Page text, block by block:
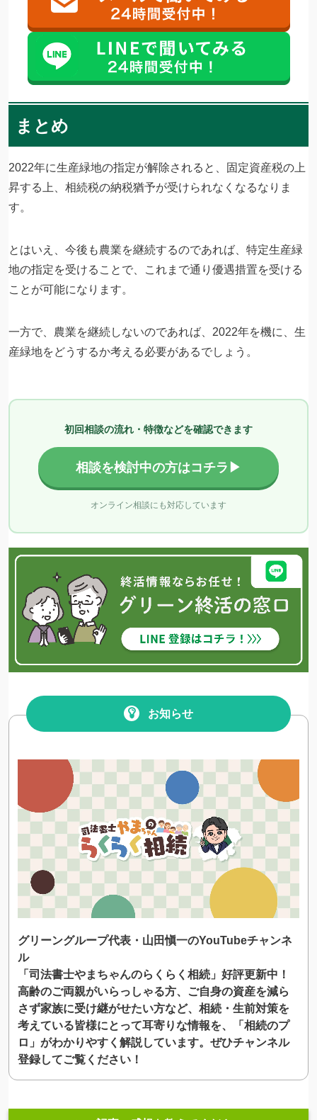
まとめ
2022年に生産緑地の指定が解除されると、固定資産税の上
昇する上、相続税の納税猶予が受けられなくなるなりま
す。
とはいえ、今後も農業を継続するのであれば、特定生産緑
地の指定を受けることで、これまで通り優遇措置を受ける
ことが可能になります。
一方で、農業を継続しないのであれば、2022年を機に、生
産緑地をどうするか考える必要があるでしょう。
初回相談の流れ・特徴などを確認できます
相談を検討中の方はコチラ▶
オンライン相談にも対応しています
お知らせ
グリーングループ代表・山田愼一のYouTubeチャンネ
ル
「司法書士やまちゃんのらくらく相続」好評更新中！
高齢のご両親がいらっしゃる方、ご自身の資産を減ら
さず家族に受け継がせたい方など、相続・生前対策を
考えている皆様にとって耳寄りな情報を、「相続のプ
ロ」がわかりやすく解説しています。ぜひチャンネル
登録してご覧ください！